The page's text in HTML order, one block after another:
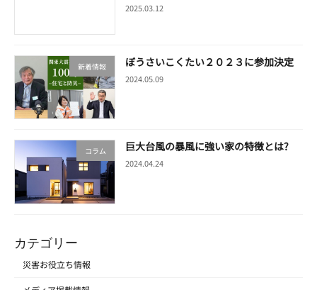
2025.03.12
新着情報 ぼうさいこくたい２０２３に参加決定
2024.05.09
コラム 巨大台風の暴風に強い家の特徴とは?
2024.04.24
カテゴリー
災害お役立ち情報